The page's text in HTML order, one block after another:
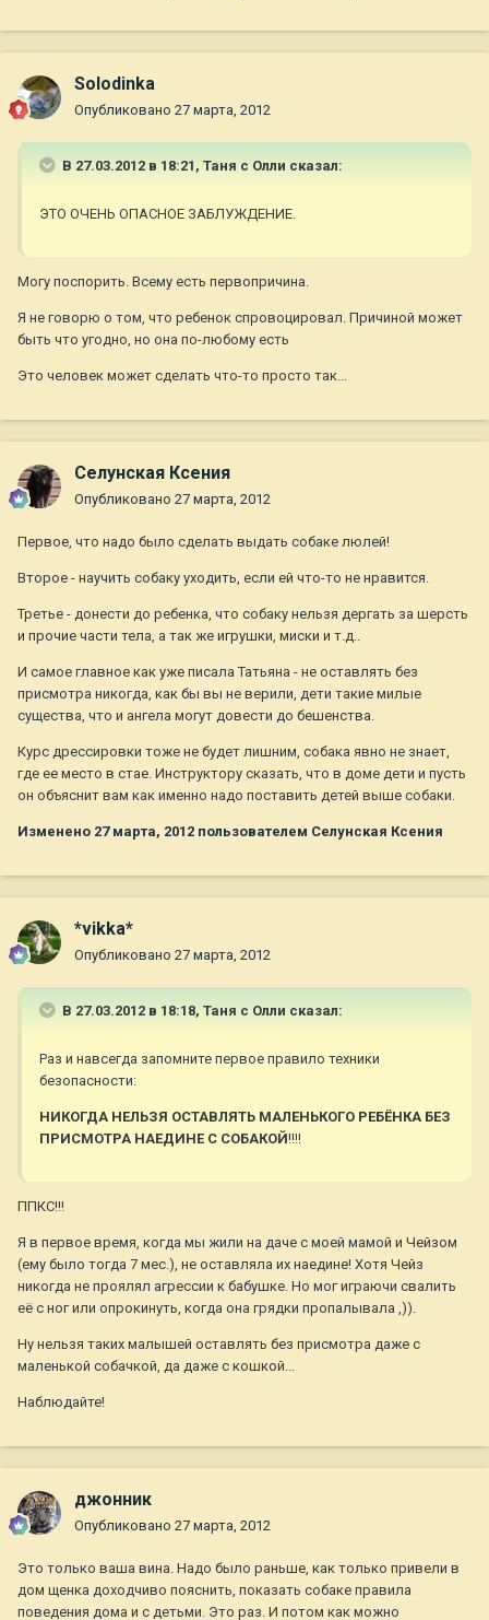
Solodinka
Опубликовано 27 марта, 2012
В 27.03.2012 в 18:21, Таня с Олли сказал:
ЭТО ОЧЕНЬ ОПАСНОЕ ЗАБЛУЖДЕНИЕ.
Могу поспорить. Всему есть первопричина.
Я не говорю о том, что ребенок спровоцировал. Причиной может
быть что угодно, но она по-любому есть
Это человек может сделать что-то просто так...
Селунская Ксения
Опубликовано 27 марта, 2012
Первое, что надо было сделать выдать собаке люлей!
Второе - научить собаку уходить, если ей что-то не нравится.
Третье - донести до ребенка, что собаку нельзя дергать за шерсть
и прочие части тела, а так же игрушки, миски и т.д..
И самое главное как уже писала Татьяна - не оставлять без
присмотра никогда, как бы вы не верили, дети такие милые
существа, что и ангела могут довести до бешенства.
Курс дрессировки тоже не будет лишним, собака явно не знает,
где ее место в стае. Инструктору сказать, что в доме дети и пусть
он объяснит вам как именно надо поставить детей выше собаки.
Изменено 27 марта, 2012 пользователем Селунская Ксения
*vikka*
Опубликовано 27 марта, 2012
В 27.03.2012 в 18:18, Таня с Олли сказал:
Раз и навсегда запомните первое правило техники
безопасности:
НИКОГДА НЕЛЬЗЯ ОСТАВЛЯТЬ МАЛЕНЬКОГО РЕБЁНКА БЕЗ
ПРИСМОТРА НАЕДИНЕ С СОБАКОЙ!!!!
ППКС!!!
Я в первое время, когда мы жили на даче с моей мамой и Чейзом
(ему было тогда 7 мес.), не оставляла их наедине! Хотя Чейз
никогда не проялял агрессии к бабушке. Но мог играючи свалить
её с ног или опрокинуть, когда она грядки пропалывала ,)).
Ну нельзя таких малышей оставлять без присмотра даже с
маленькой собачкой, да даже с кошкой...
Наблюдайте!
джонник
Опубликовано 27 марта, 2012
Это только ваша вина. Надо было раньше, как только привели в
дом щенка доходчиво пояснить, показать собаке правила
поведения дома и с детьми. Это раз. И потом как можно